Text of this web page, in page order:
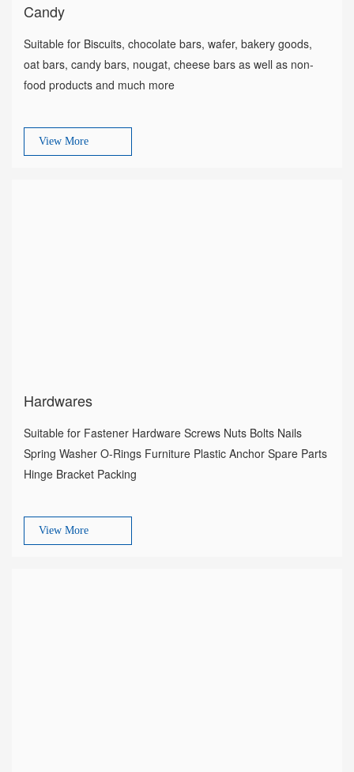
Candy
Suitable for Biscuits, chocolate bars, wafer, bakery goods,
oat bars, candy bars, nougat, cheese bars as well as non-
food products and much more
View More
Hardwares
Suitable for Fastener Hardware Screws Nuts Bolts Nails
Spring Washer O-Rings Furniture Plastic Anchor Spare Parts
Hinge Bracket Packing
View More